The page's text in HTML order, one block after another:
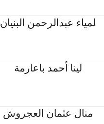
لمياء عبدالرحمن البنيان
لينا أحمد باعارمة
منال عثمان العجروش